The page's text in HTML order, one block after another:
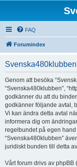
FAQ
Forumindex
Genom att besöka
“Svenska480klubben”,
godkänner du att du
godkänner följande avtal,
Vi kan ändra detta avtal
informera dig om
regelbundet på egen
“Svenska480klubben”
juridiskt bunden till detta
Vårt forum drivs av phpBB